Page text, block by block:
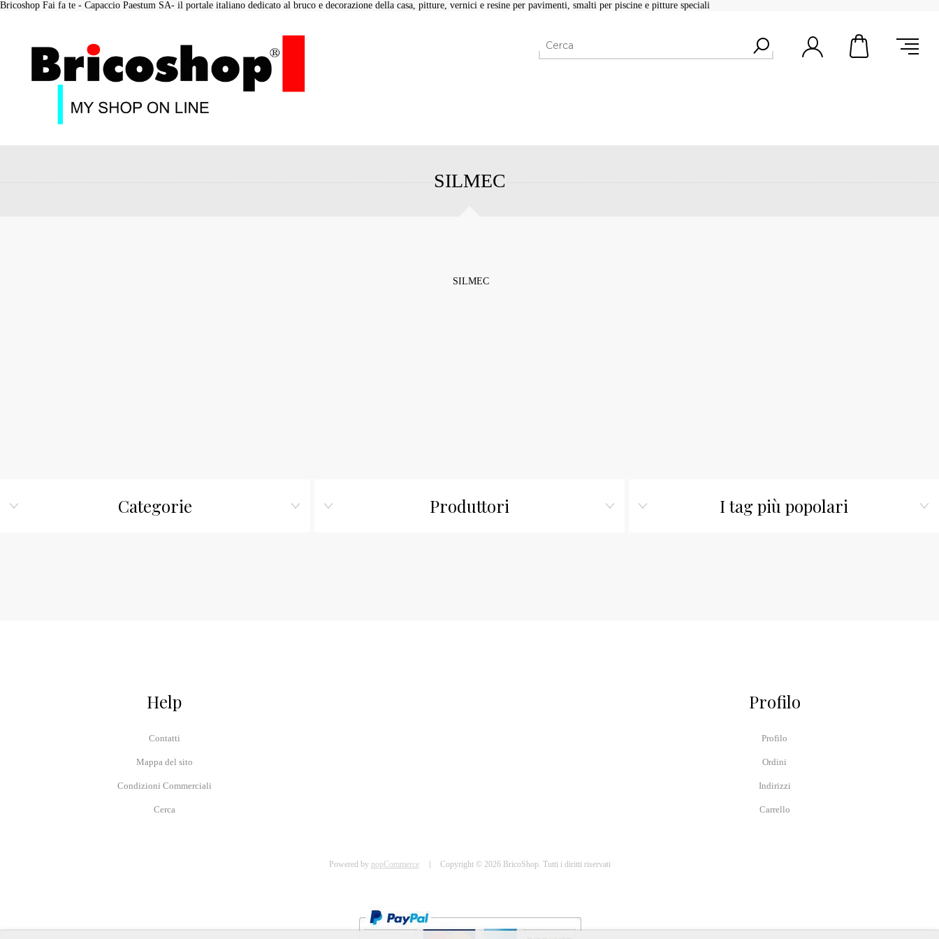
Bricoshop Fai fa te - Capaccio Paestum SA- il portale italiano dedicato al bruco e decorazione della casa, pitture, vernici e resine per pavimenti, smalti per piscine e pitture speciali
SILMEC
SILMEC
Categorie Produttori I tag più popolari
Help
Contatti
Mappa del sito
Condizioni Commerciali
Cerca
Profilo
Profilo
Ordini
Indirizzi
Carrello
Powered by nopCommerce Copyright © 2026 BricoShop. Tutti i diritti riservati